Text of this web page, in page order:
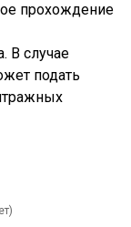
прохождение
В случае
подать